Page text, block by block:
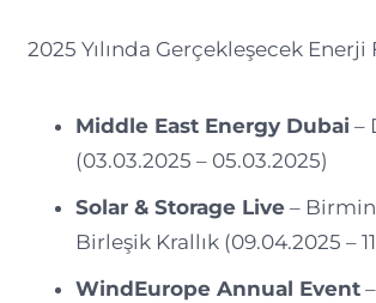
2025 Yılında Gerçekleşecek Enerji
Middle East Energy Dubai –
(03.03.2025 – 05.03.2025)
Solar & Storage Live–
Birleşik Krallık (09.04.2025 –
WindEurope Annual Event